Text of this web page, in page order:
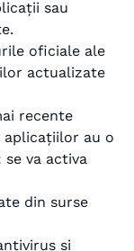
sau
oficiale ale
actualizate
recente
aplicațiilor au o
va activa
din surse
și